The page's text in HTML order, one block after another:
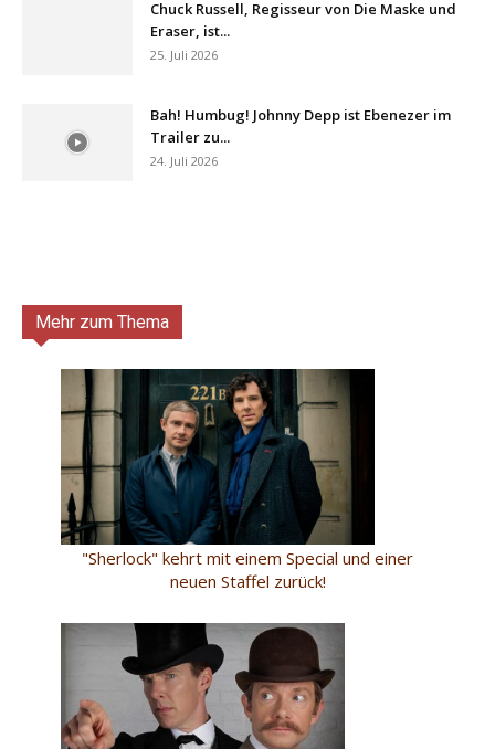
Chuck Russell, Regisseur von Die Maske und
Eraser, ist...
25. Juli 2026
Bah! Humbug! Johnny Depp ist Ebenezer im
Trailer zu...
24. Juli 2026
Mehr zum Thema
"Sherlock" kehrt mit einem Special und einer
neuen Staffel zurück!